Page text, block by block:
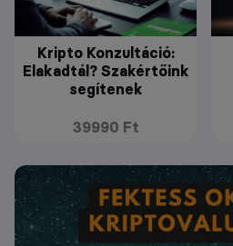
Kripto Konzultáció:
Elakadtál? Szakértőink
segítenek
39990 Ft